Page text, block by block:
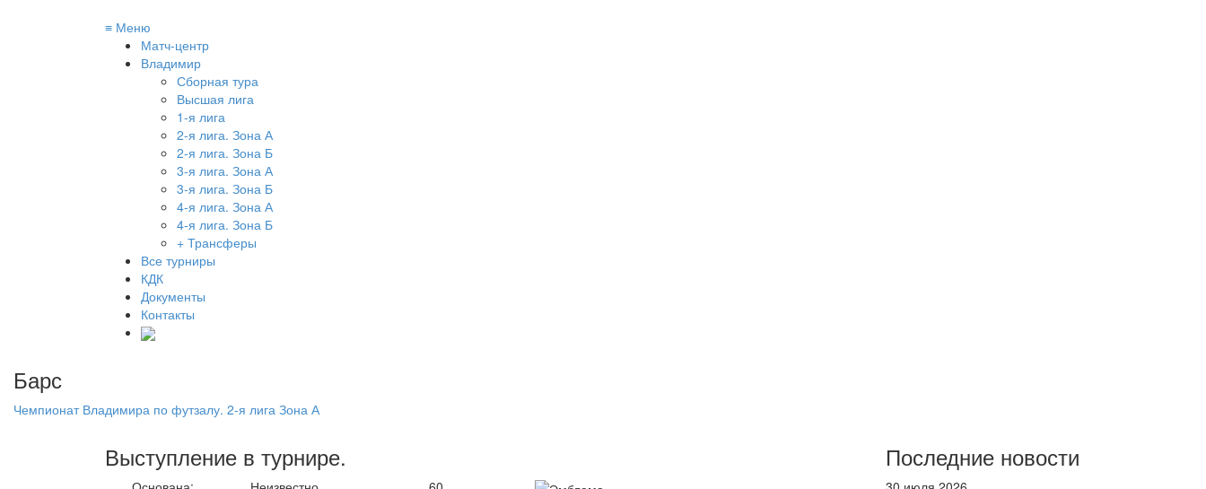
≡ Меню
Матч-центр
Владимир
Сборная тура
Высшая лига
1-я лига
2-я лига. Зона А
2-я лига. Зона Б
3-я лига. Зона А
3-я лига. Зона Б
4-я лига. Зона А
4-я лига. Зона Б
+ Трансферы
Все турниры
КДК
Документы
Контакты
Барс
Чемпионат Владимира по футзалу. 2-я лига Зона А
Выступление в турнире. Последние новости